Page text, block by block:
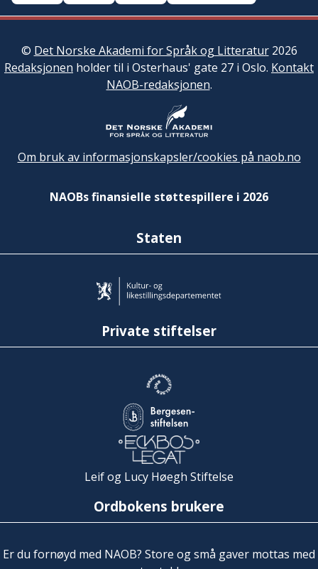
© Det Norske Akademi for Språk og Litteratur2026
Redaksjonen holder til i Osterhaus' gate 27 i Oslo. Kontakt
NAOB-redaksjonen.
Om bruk av informasjonskapsler/cookies på naob.no
NAOBs finansielle støttespillere i 2026
Staten
Private stiftelser
Leif og Lucy Høegh Stiftelse
Ordbokens brukere
Er du fornøyd med NAOB? Store og små gaver mottas med